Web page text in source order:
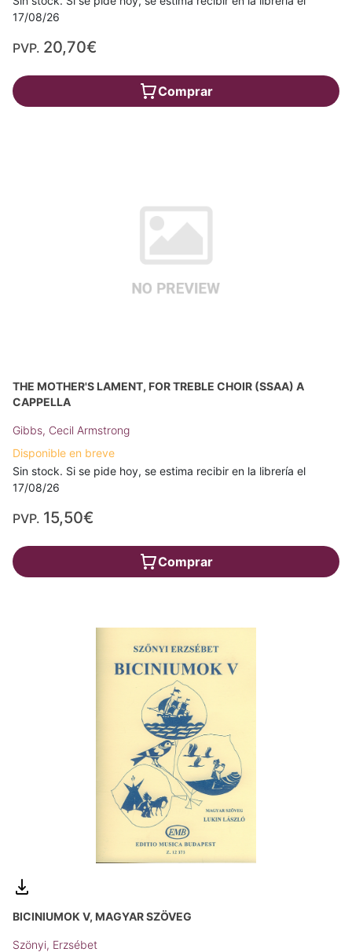
17/08/26
PVP. 20,70€
Comprar
THE MOTHER'S LAMENT, FOR TREBLE CHOIR (SSAA) A
CAPPELLA
Gibbs, Cecil Armstrong
Disponible en breve
Sin stock. Si se pide hoy, se estima recibir en la librería el
17/08/26
PVP. 15,50€
Comprar
BICINIUMOK V, MAGYAR SZÖVEG
Szönyi, Erzsébet